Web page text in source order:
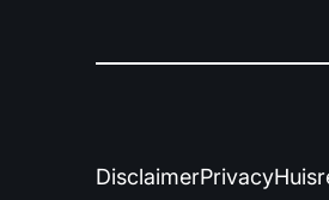
DisclaimerPrivacy